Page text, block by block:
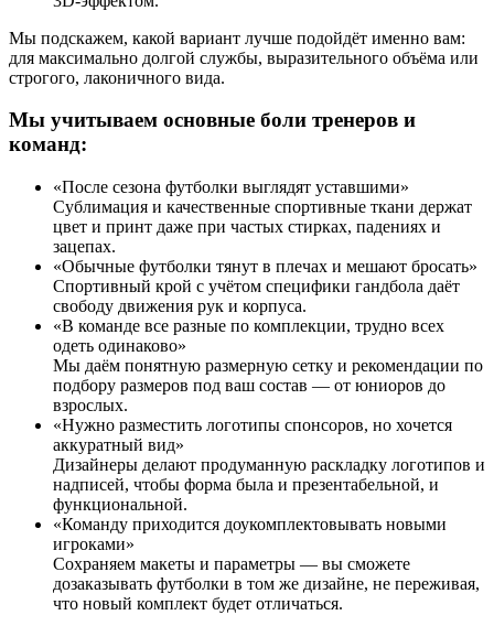
Мы подскажем, какой вариант лучше подойдёт именно вам:
для максимально долгой службы, выразительного объёма или
строгого, лаконичного вида.
Мы учитываем основные боли тренеров и
команд:
«После сезона футболки выглядят уставшими»
Сублимация и качественные спортивные ткани держат
цвет и принт даже при частых стирках, падениях и
зацепах.
«Обычные футболки тянут в плечах и мешают бросать»
Спортивный крой с учётом специфики гандбола даёт
свободу движения рук и корпуса.
«В команде все разные по комплекции, трудно всех
одеть одинаково»
Мы даём понятную размерную сетку и рекомендации по
подбору размеров под ваш состав — от юниоров до
взрослых.
«Нужно разместить логотипы спонсоров, но хочется
аккуратный вид»
Дизайнеры делают продуманную раскладку логотипов и
надписей, чтобы форма была и презентабельной, и
функциональной.
«Команду приходится доукомплектовывать новыми
игроками»
Сохраняем макеты и параметры — вы сможете
дозаказывать футболки в том же дизайне, не переживая,
что новый комплект будет отличаться.